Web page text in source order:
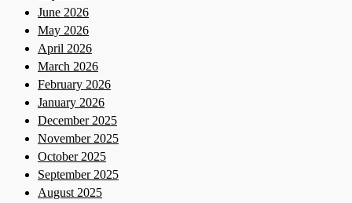
June 2026
May 2026
April 2026
March 2026
February 2026
January 2026
December 2025
November 2025
October 2025
September 2025
August 2025